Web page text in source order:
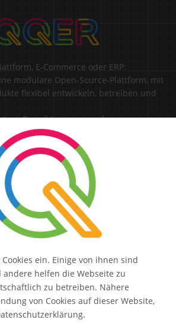
E-Commerce oder ERP:
modulare Open-Source-Plattform, mit
flexibel entwickeln, betreiben und
Berechtigungen und
in einer Lösung.
ein. Einige von ihnen sind
andere helfen die Webseite zu
zu betreiben. Nähere
von Cookies auf dieser Website,